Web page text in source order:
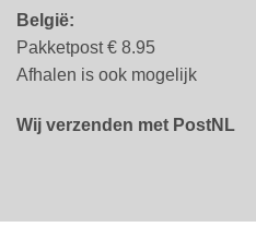
België:
Pakketpost € 8.95
Afhalen is ook mogelijk
Wij verzenden met PostNL